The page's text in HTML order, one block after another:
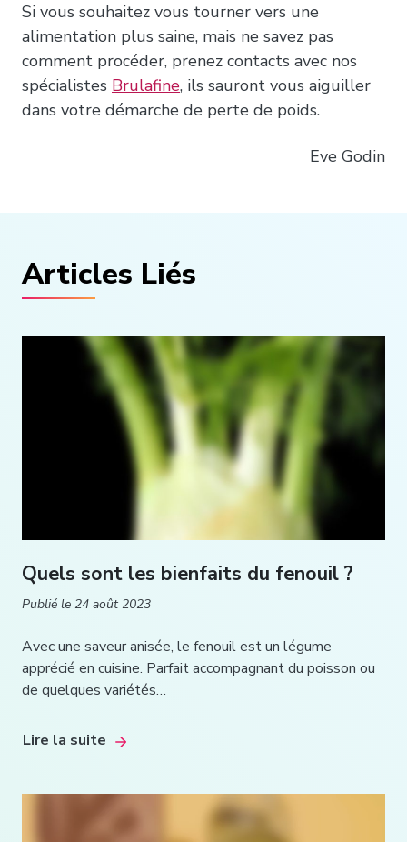
Si vous souhaitez vous tourner vers une
alimentation plus saine, mais ne savez pas
comment procéder, prenez contacts avec nos
spécialistes Brulafine, ils sauront vous aiguiller
dans votre démarche de perte de poids.
Eve Godin
Articles Liés
Quels sont les bienfaits du fenouil ?
Publié le 24 août 2023
Avec une saveur anisée, le fenouil est un légume
apprécié en cuisine. Parfait accompagnant du poisson ou
de quelques variétés…
Lire la suite